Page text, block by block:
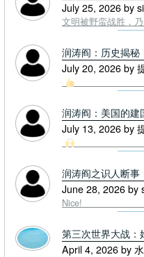
July 25, 2026 by
文明被野蛮战胜，
润涛阎：历史揭秘
July 20, 2026 by
润涛阎：美国的建
July 13, 2026 by
润涛阎之识人断事
June 28, 2026 by
Nice!
第三次世界大战：
April 4, 2026 by